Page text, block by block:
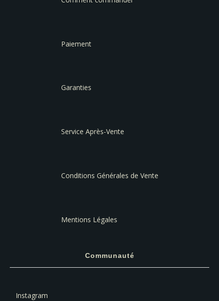
Paiement
Garanties
Service Après-Vente
Conditions Générales de Vente
Mentions Légales
Communauté
Instagram